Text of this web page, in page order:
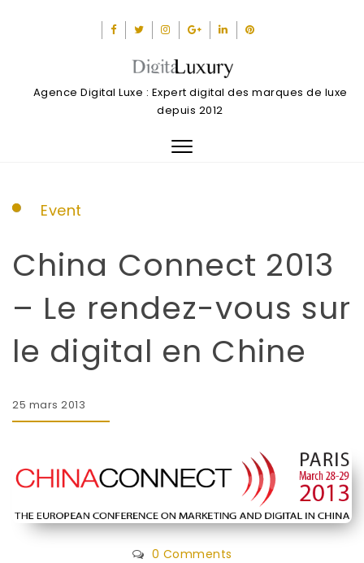
Agence Digital Luxe : Expert digital des marques de luxe
depuis 2012
Toggle
Event
China Connect 2013
– Le rendez-vous sur
le digital en Chine
25 mars 2013
0 Comments